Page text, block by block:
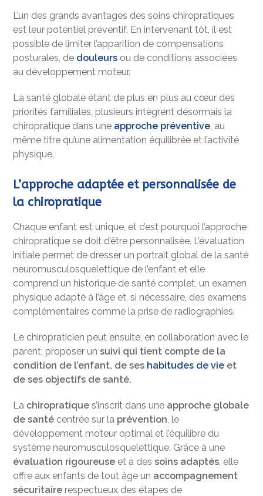
L’un des grands avantages des soins chiropratiques
est leur potentiel préventif. En intervenant tôt, il est
possible de limiter l’apparition de compensations
posturales, de douleurs ou de conditions associées
au développement moteur.
La santé globale étant de plus en plus au cœur des
priorités familiales, plusieurs intègrent désormais la
chiropratique dans une approche préventive , au
même titre qu’une alimentation équilibrée et l’activité
physique.
L’approche adaptée et personnalisée de
la chiropratique
Chaque enfant est unique, et c’est pourquoi l’approche
chiropratique se doit d’être personnalisée. L’évaluation
initiale permet de dresser un portrait global de la santé
neuromusculosquelettique de l’enfant et elle
comprend un historique de santé complet, un examen
physique adapté à l’âge et, si nécessaire, des examens
complémentaires comme la prise de radiographies.
Le chiropraticien peut ensuite, en collaboration avec le
parent, proposer unsuivi qui tient compte de la
condition de l’enfant, de ses habitudes de vie et
de ses objectifs de santé.
La chiropratique s’inscrit dans une approche globale
de santé centrée sur la prévention , le
développement moteur optimal et l’équilibre du
système neuromusculosquelettique. Grâce à une
évaluation rigoureuse et à dessoins adaptés , elle
offre aux enfants de tout âge un accompagnement
sécuritaire respectueux des étapes de